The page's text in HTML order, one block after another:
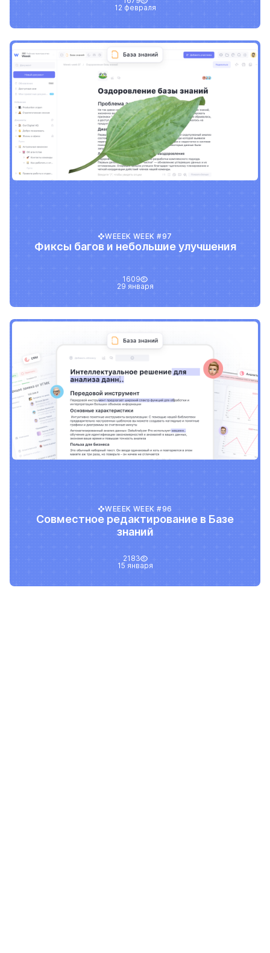
12 февраля
WEEEK WEEK #97
Фиксы багов и небольшие улучшения
1609
29 января
WEEEK WEEK #96
Совместное редактирование в Базе
знаний
2183
15 января